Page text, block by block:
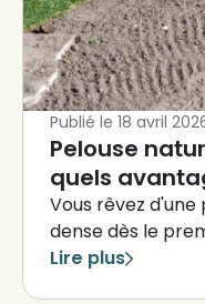
Publié le 18 avril
Pelouse
quels
?
Vous rêvez
dense dès le
Lire plus